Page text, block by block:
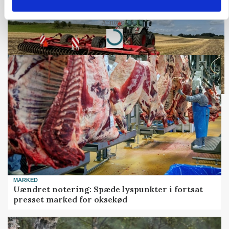
Annonce
Loading...
MARKED
Uændret notering: Spæde lyspunkter i fortsat
presset marked for oksekød